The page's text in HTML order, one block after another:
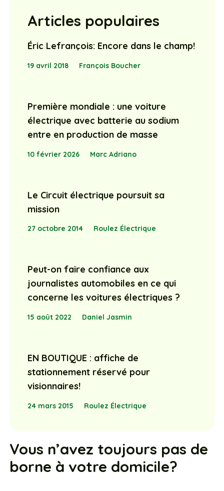
Articles populaires
Éric Lefrançois: Encore dans le champ!
19 avril 2018 François Boucher
Première mondiale : une voiture
électrique avec batterie au sodium
entre en production de masse
10 février 2026 Marc Adriano
Le Circuit électrique poursuit sa
mission
27 octobre 2014 Roulez Électrique
Peut-on faire confiance aux
journalistes automobiles en ce qui
concerne les voitures électriques ?
15 août 2022 Daniel Jasmin
EN BOUTIQUE : affiche de
stationnement réservé pour
visionnaires!
24 mars 2015 Roulez Électrique
Vous n’avez toujours pas de
borne à votre domicile?